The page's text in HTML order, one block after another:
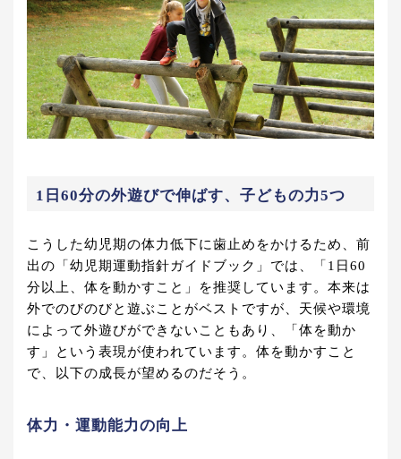
1日60分の外遊びで伸ばす、子どもの力5つ
こうした幼児期の体力低下に歯止めをかけるため、前
出の「幼児期運動指針ガイドブック」では、「1日60
分以上、体を動かすこと」を推奨しています。本来は
外でのびのびと遊ぶことがベストですが、天候や環境
によって外遊びができないこともあり、「体を動か
す」という表現が使われています。体を動かすこと
で、以下の成長が望めるのだそう。
体力・運動能力の向上